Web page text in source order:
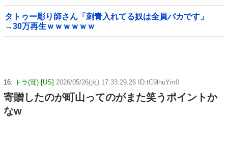
タトゥー彫り師さん「刺青入れてる奴は全員バカです」
→30万再生ｗｗｗｗｗｗ
16: トラ(茸) [US] 2026/05/26(火) 17:33:29.26 ID:tC9lnuYm0
寄贈したのが町山ってのがまた笑うポイントか
なw